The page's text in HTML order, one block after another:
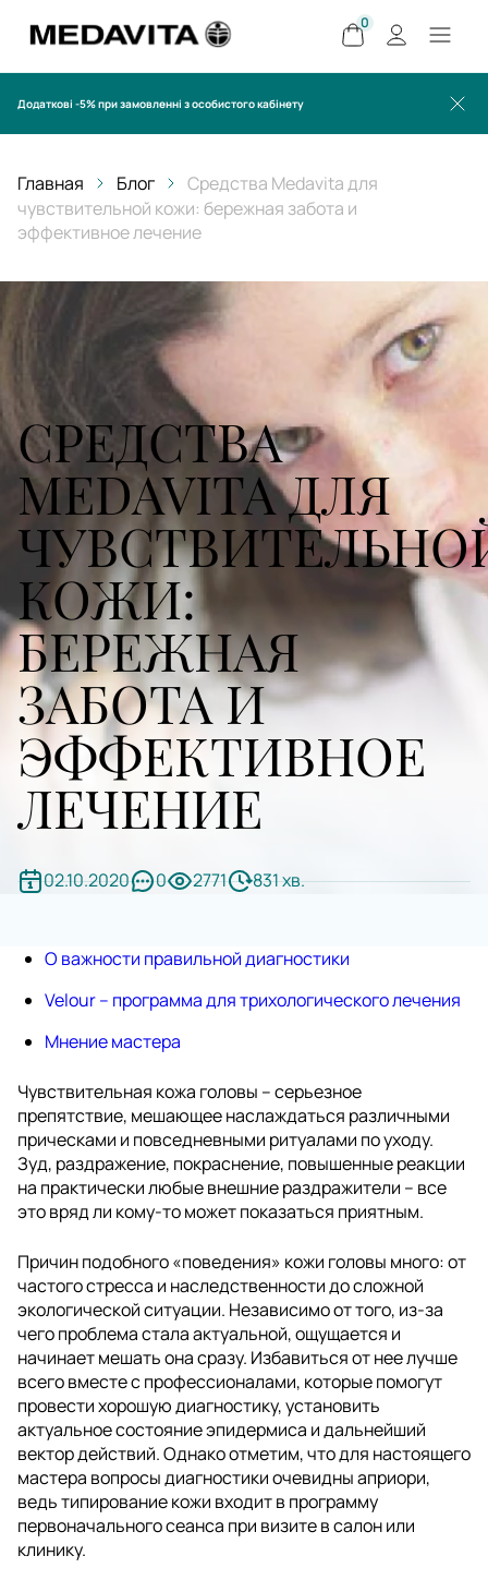
0
Додаткові -5% при замовленні з особистого кабінету
СРЕДСТВА
MEDAVITA ДЛЯ
КОЖИ:
БЕРЕЖНАЯ
ЗАБОТА И
ЭФФЕКТИВНОЕ
ЛЕЧЕНИЕ
02.10.2020 0 2771 831 хв.
Главная Блог
Средства Medavita для
чувствительной кожи: бережная забота и
эффективное лечение
О важности правильной диагностики
Velour – программа для трихологического лечения
Мнение мастера
Чувствительная кожа головы – серьезное
препятствие, мешающее наслаждаться различными
прическами и повседневными ритуалами по уходу.
Зуд, раздражение, покраснение, повышенные реакции
на практически любые внешние раздражители – все
это вряд ли кому-то может показаться приятным.
Причин подобного «поведения» кожи головы много: от
частого стресса и наследственности до сложной
экологической ситуации. Независимо от того, из-за
чего проблема стала актуальной, ощущается и
начинает мешать она сразу. Избавиться от нее лучше
всего вместе с профессионалами, которые помогут
провести хорошую диагностику, установить
актуальное состояние эпидермиса и дальнейший
вектор действий. Однако отметим, что для настоящего
мастера вопросы диагностики очевидны априори,
ведь типирование кожи входит в программу
первоначального сеанса при визите в салон или
клинику.